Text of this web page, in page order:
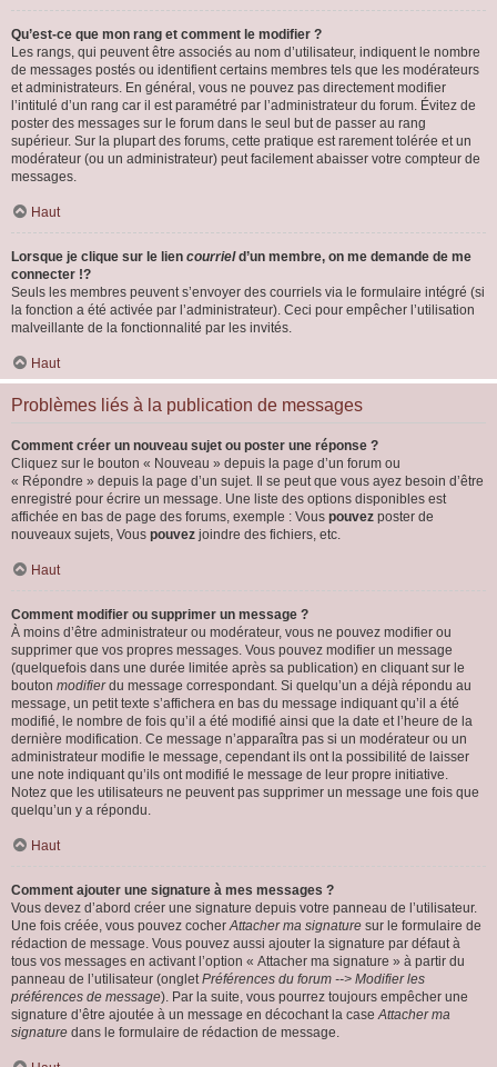
Qu’est-ce que mon rang et comment le modifier ?
Les rangs, qui peuvent être associés au nom d’utilisateur, indiquent le nombre
de messages postés ou identifient certains membres tels que les modérateurs
et administrateurs. En général, vous ne pouvez pas directement modifier
l’intitulé d’un rang car il est paramétré par l’administrateur du forum. Évitez de
poster des messages sur le forum dans le seul but de passer au rang
supérieur. Sur la plupart des forums, cette pratique est rarement tolérée et un
modérateur (ou un administrateur) peut facilement abaisser votre compteur de
messages.
Haut
Lorsque je clique sur le lien courrield’un membre, on me demande de me
connecter !?
Seuls les membres peuvent s’envoyer des courriels via le formulaire intégré (si
la fonction a été activée par l’administrateur). Ceci pour empêcher l’utilisation
malveillante de la fonctionnalité par les invités.
Haut
Problèmes liés à la publication de messages
Comment créer un nouveau sujet ou poster une réponse ?
Cliquez sur le bouton « Nouveau » depuis la page d’un forum ou
« Répondre » depuis la page d’un sujet. Il se peut que vous ayez besoin d’être
enregistré pour écrire un message. Une liste des options disponibles est
affichée en bas de page des forums, exemple : Vous pouvez poster de
nouveaux sujets, Vous pouvez joindre des fichiers, etc.
Haut
Comment modifier ou supprimer un message ?
À moins d’être administrateur ou modérateur, vous ne pouvez modifier ou
supprimer que vos propres messages. Vous pouvez modifier un message
(quelquefois dans une durée limitée après sa publication) en cliquant sur le
bouton modifierdu message correspondant. Si quelqu’un a déjà répondu au
message, un petit texte s’affichera en bas du message indiquant qu’il a été
modifié, le nombre de fois qu’il a été modifié ainsi que la date et l’heure de la
dernière modification. Ce message n’apparaîtra pas si un modérateur ou un
administrateur modifie le message, cependant ils ont la possibilité de laisser
une note indiquant qu’ils ont modifié le message de leur propre initiative.
Notez que les utilisateurs ne peuvent pas supprimer un message une fois que
quelqu’un y a répondu.
Haut
Comment ajouter une signature à mes messages ?
Vous devez d’abord créer une signature depuis votre panneau de l’utilisateur.
Une fois créée, vous pouvez cocherAttacher ma signature sur le formulaire de
rédaction de message. Vous pouvez aussi ajouter la signature par défaut à
tous vos messages en activant l’option « Attacher ma signature » à partir du
panneau de l’utilisateur (ongletPréférences du forum --> Modifier les
préférences de message). Par la suite, vous pourrez toujours empêcher une
signature d’être ajoutée à un message en décochant la caseAttacher ma
signature dans le formulaire de rédaction de message.